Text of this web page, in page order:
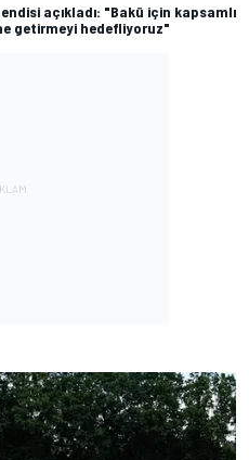
açıkladı: "Bakü için kapsamlı
getirmeyi hedefliyoruz"